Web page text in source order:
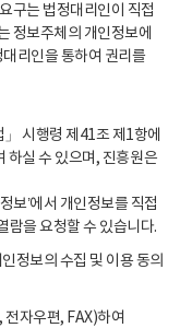
구는 법정대리인이 직접
정보주체의 개인정보에
리인을 통하여 권리를
시행령 제41조 제1항에
하실 수 있으며, 진흥원은
보’에서 개인정보를 직접
람을 요청할 수 있습니다.
정보의 수집 및 이용 동의
자우편, FAX)하여